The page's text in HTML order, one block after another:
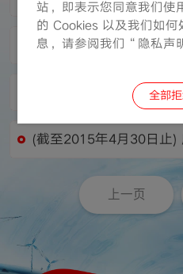
的证券变动月报表
(截至2015年5月31日止)
股东周年大会的投票结果
(截至2015年4月30日止)
的证券变动月报表
上一页
站，即表示您同意我们使
的 Cookies 以及我们如
息，请参阅我们“隐私声
全部